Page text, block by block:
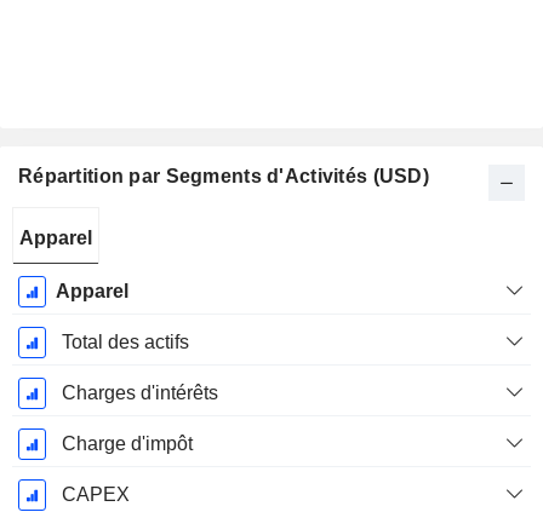
Répartition par Segments d'Activités (USD)
Fiscale:
Décembre
Apparel
Apparel
Total des actifs
Charges d'intérêts
Charge d'impôt
CAPEX